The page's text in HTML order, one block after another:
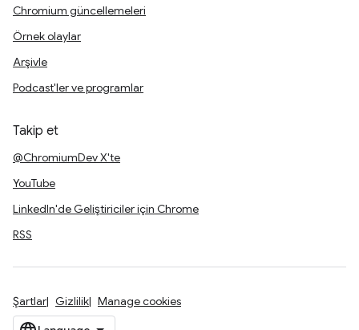
Chromium güncellemeleri
Örnek olaylar
Arşivle
Podcast'ler ve programlar
Takip et
@ChromiumDev X'te
YouTube
LinkedIn'de Geliştiriciler için Chrome
RSS
Şartlar Gizlilik Manage cookies